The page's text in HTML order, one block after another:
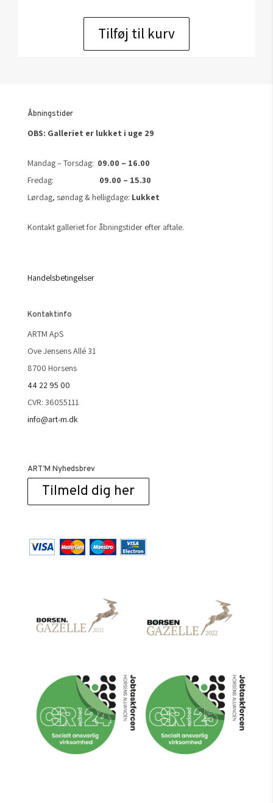
Tilføj til kurv
Åbningstider
OBS: Galleriet er lukket i uge 29
Mandag – Torsdag: 09.00 – 16.00
Fredag: 09.00 – 15.30
Lørdag, søndag & helligdage: Lukket
Kontakt galleriet for åbningstider efter aftale.
Handelsbetingelser
Kontaktinfo
ARTM ApS
Ove Jensens Allé 31
8700 Horsens
44 22 95 00
CVR: 36055111
info@art-m.dk
ART’M Nyhedsbrev
Tilmeld dig her